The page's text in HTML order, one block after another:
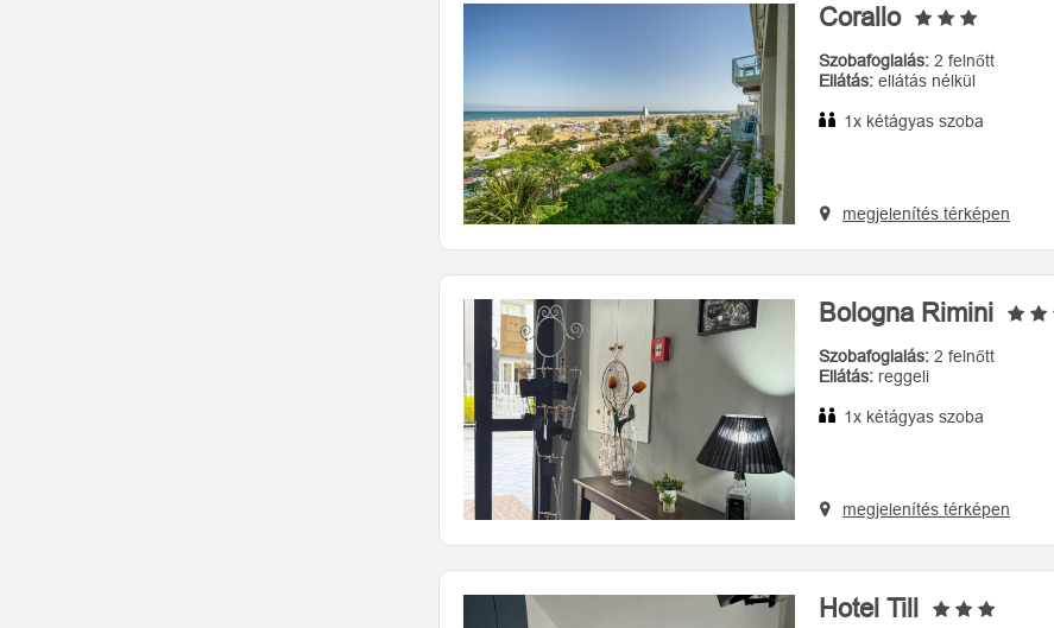
Corallo
Szobafoglalás:2 felnőtt
Ellátás:ellátás nélkül
1x kétágyas szoba
megjelenítés térképen
Bologna Rimini
Szobafoglalás:2 felnőtt
Ellátás:reggeli
1x kétágyas szoba
megjelenítés térképen
Hotel Till